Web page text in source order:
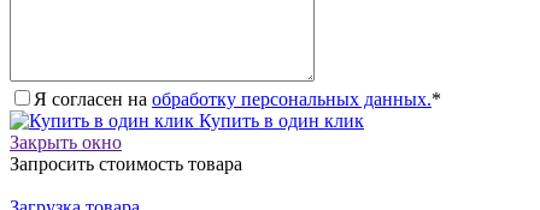
Я согласен на обработку персональных данных.*
Купить в один клик
Закрыть окно
Запросить стоимость товара